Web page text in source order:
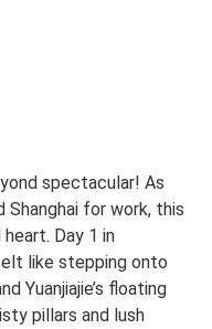
spectacular! As
Shanghai for work, this
heart. Day 1 in
like stepping onto
Yuanjiajie’s floating
pillars and lush